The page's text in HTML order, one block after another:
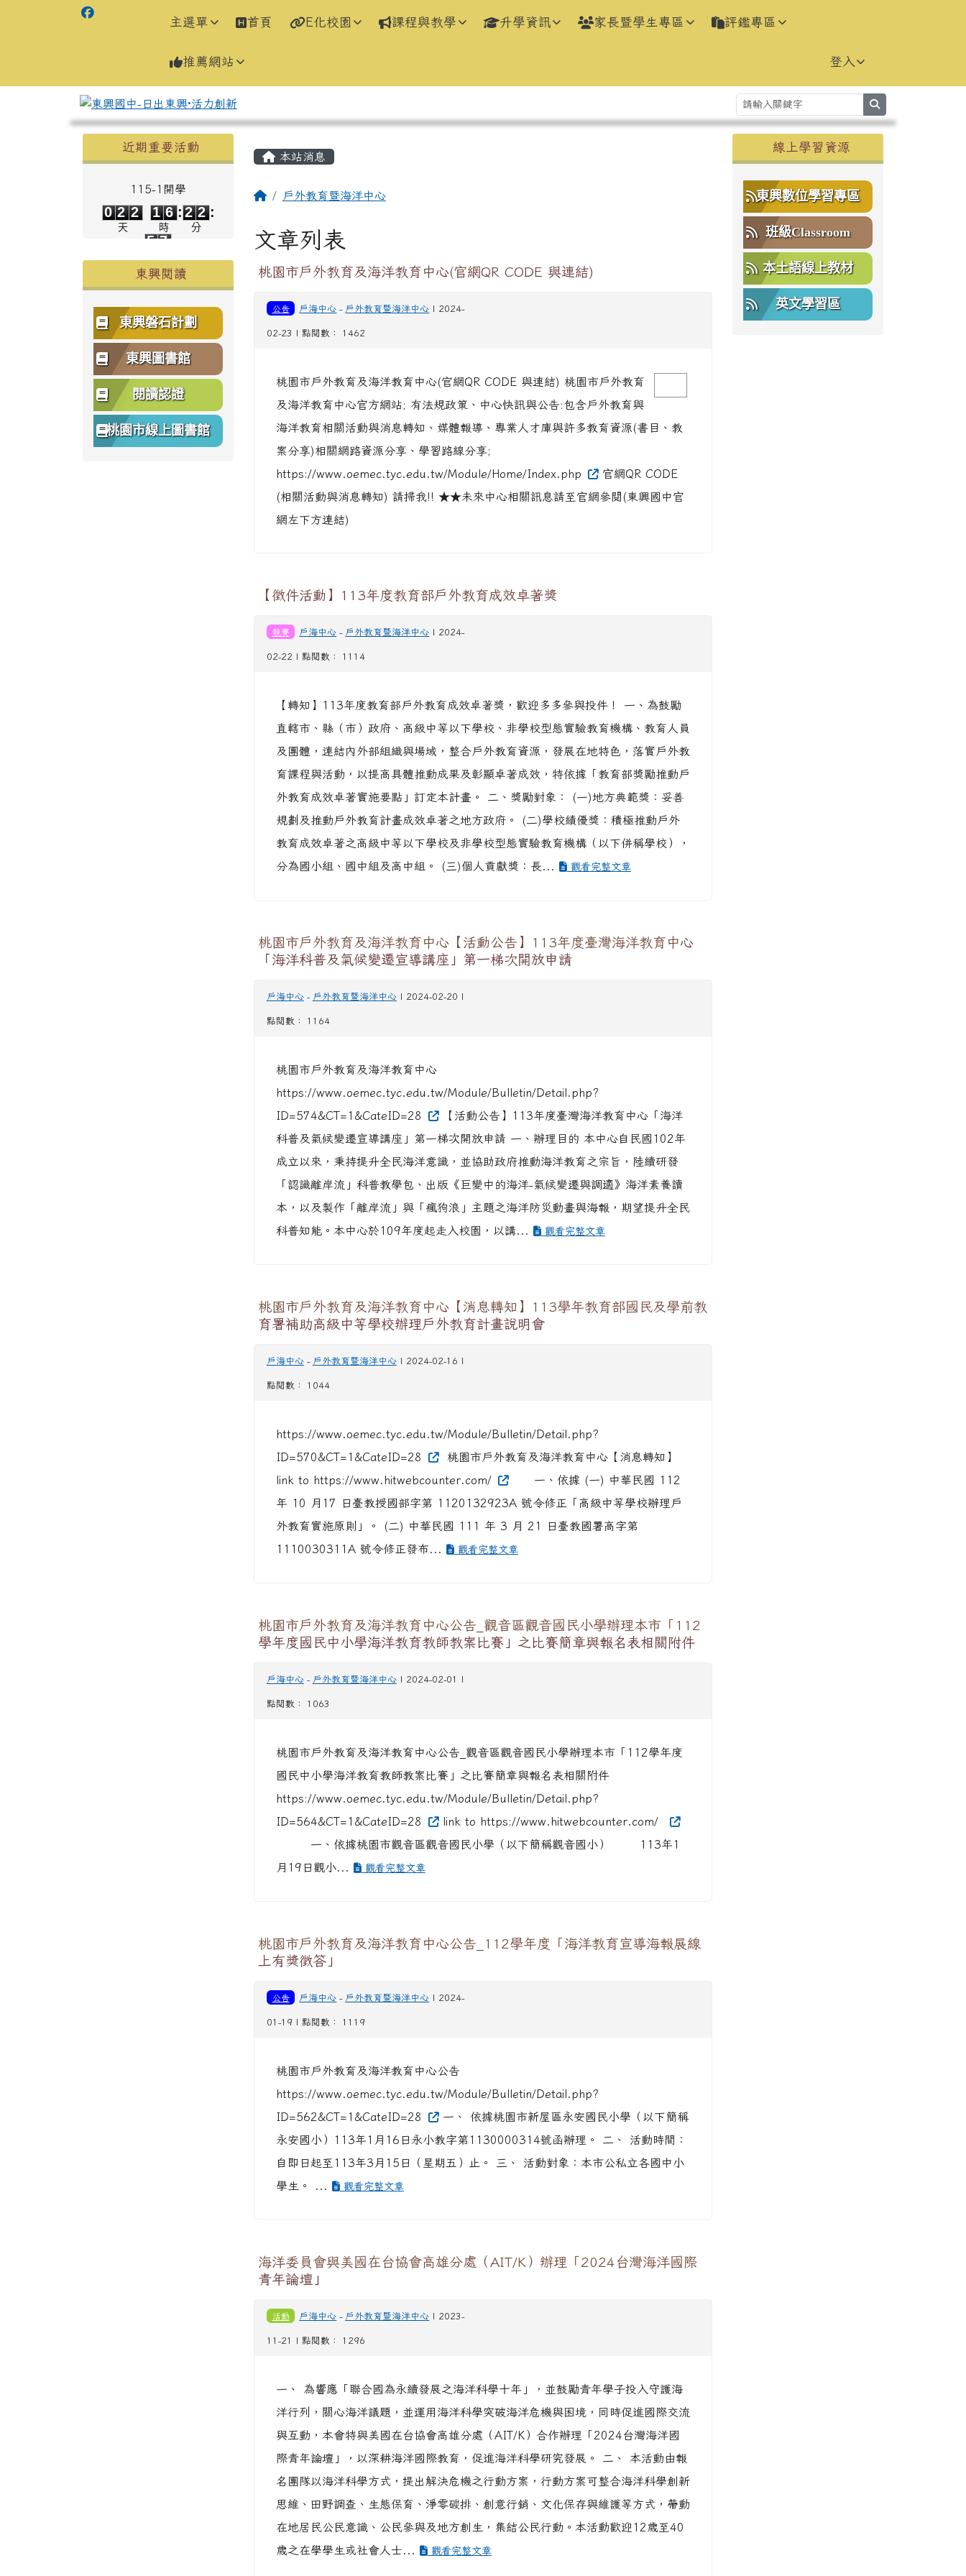
主選單 首頁 E化校園 課程與教學 升學資訊 家長暨學生專區 評鑑專區
推薦網站 登入
左邊區域內容
近期重要活動
115-1開學
0 2
2
2
天
1
1
6
6
時
:
2
2 2
分
:
5
5
6
6
東興閱讀
東興磐石計劃
東興圖書館
閱讀認證
桃園市線上圖書館
主內容區域
本站消息
回首頁戶外教育暨海洋中心
文章列表
桃園市戶外教育及海洋教育中心(官網QR CODE 與連結)
公告 戶海中心 - 戶外教育暨海洋中心 | 2024-
02-23 | 點閱數： 1462
桃園市戶外教育及海洋教育中心(官網QR CODE 與連結) 桃園市戶外教育
及海洋教育中心官方網站; 有法規政策、中心快訊與公告:包含戶外教育與
海洋教育相關活動與消息轉知、媒體報導、專業人才庫與許多教育資源(書目、教
案分享)相關網路資源分享、學習路線分享;
https://www.oemec.tyc.edu.tw/Module/Home/Index.php
官網QR CODE
(相關活動與消息轉知) 請掃我!! ★★未來中心相關訊息請至官網參閱(東興國中官
網左下方連結)
【徵件活動】113年度教育部戶外教育成效卓著獎
競賽 戶海中心 - 戶外教育暨海洋中心 | 2024-
02-22 | 點閱數： 1114
【轉知】113年度教育部戶外教育成效卓著獎，歡迎多多參與投件！ 一、為鼓勵
直轄市、縣（市）政府、高級中等以下學校、非學校型態實驗教育機構、教育人員
及團體，連結內外部組織與場域，整合戶外教育資源，發展在地特色，落實戶外教
育課程與活動，以提高具體推動成果及彰顯卓著成效，特依據「教育部獎勵推動戶
外教育成效卓著實施要點」訂定本計畫。 二、獎勵對象： (一)地方典範獎：妥善
規劃及推動戶外教育計畫成效卓著之地方政府。 (二)學校績優獎：積極推動戶外
教育成效卓著之高級中等以下學校及非學校型態實驗教育機構（以下併稱學校），
分為國小組、國中組及高中組。 (三)個人貢獻獎：長...
觀看完整文章
桃園市戶外教育及海洋教育中心【活動公告】113年度臺灣海洋教育中心
「海洋科普及氣候變遷宣導講座」第一梯次開放申請
戶海中心- 戶外教育暨海洋中心| 2024-02-20 |
點閱數： 1164
桃園市戶外教育及海洋教育中心
https://www.oemec.tyc.edu.tw/Module/Bulletin/Detail.php?
ID=574&CT=1&CateID=28
【活動公告】113年度臺灣海洋教育中心「海洋
科普及氣候變遷宣導講座」第一梯次開放申請 一、辦理目的 本中心自民國102年
成立以來，秉持提升全民海洋意識，並協助政府推動海洋教育之宗旨，陸續研發
「認識離岸流」科普教學包、出版《巨變中的海洋-氣候變遷與調適》海洋素養讀
本，以及製作「離岸流」與「瘋狗浪」主題之海洋防災動畫與海報，期望提升全民
科普知能。本中心於109年度起走入校園，以講...
觀看完整文章
桃園市戶外教育及海洋教育中心【消息轉知】113學年教育部國民及學前教
育署補助高級中等學校辦理戶外教育計畫說明會
戶海中心- 戶外教育暨海洋中心| 2024-02-16 |
點閱數： 1044
https://www.oemec.tyc.edu.tw/Module/Bulletin/Detail.php?
ID=570&CT=1&CateID=28
桃園市戶外教育及海洋教育中心【消息轉知】
link to https://www.hitwebcounter.com/
一、依據 (一) 中華民國 112
年 10 月17 日臺教授國部字第 1120132923A 號令修正「高級中等學校辦理戶
外教育實施原則」。 (二) 中華民國 111 年 3 月 21 日臺教國署高字第
1110030311A 號令修正發布...
觀看完整文章
桃園市戶外教育及海洋教育中心公告_觀音區觀音國民小學辦理本市「112
學年度國民中小學海洋教育教師教案比賽」之比賽簡章與報名表相關附件
戶海中心- 戶外教育暨海洋中心| 2024-02-01 |
點閱數： 1063
桃園市戶外教育及海洋教育中心公告_觀音區觀音國民小學辦理本市「112學年度
國民中小學海洋教育教師教案比賽」之比賽簡章與報名表相關附件
https://www.oemec.tyc.edu.tw/Module/Bulletin/Detail.php?
ID=564&CT=1&CateID=28
link to https://www.hitwebcounter.com/
一、依據桃園市觀音區觀音國民小學（以下簡稱觀音國小） 113年1
月19日觀小...
觀看完整文章
桃園市戶外教育及海洋教育中心公告_112學年度「海洋教育宣導海報展線
上有獎徵答」
公告 戶海中心 - 戶外教育暨海洋中心 | 2024-
01-19 | 點閱數： 1119
桃園市戶外教育及海洋教育中心公告
https://www.oemec.tyc.edu.tw/Module/Bulletin/Detail.php?
ID=562&CT=1&CateID=28
一、 依據桃園市新屋區永安國民小學（以下簡稱
永安國小）113年1月16日永小教字第1130000314號函辦理。 二、 活動時間：
自即日起至113年3月15日（星期五）止。 三、 活動對象：本市公私立各國中小
學生。 ...
觀看完整文章
海洋委員會與美國在台協會高雄分處（AIT/K）辦理「2024台灣海洋國際
青年論壇」
活動 戶海中心 - 戶外教育暨海洋中心 | 2023-
11-21 | 點閱數： 1296
一、 為響應「聯合國為永續發展之海洋科學十年」，並鼓勵青年學子投入守護海
洋行列，關心海洋議題，並運用海洋科學突破海洋危機與困境，同時促進國際交流
與互動，本會特與美國在台協會高雄分處（AIT/K）合作辦理「2024台灣海洋國
際青年論壇」，以深耕海洋國際教育，促進海洋科學研究發展。 二、 本活動由報
名團隊以海洋科學方式，提出解決危機之行動方案，行動方案可整合海洋科學創新
思維、田野調查、生態保育、淨零碳排、創意行銷、文化保存與維護等方式，帶動
在地居民公民意識、公民參與及地方創生，集結公民行動。本活動歡迎12歲至40
歲之在學學生或社會人士...
觀看完整文章
右邊區域內容
線上學習資源
東興數位學習專區
班級Classroom
本土語線上教材
英文學習區